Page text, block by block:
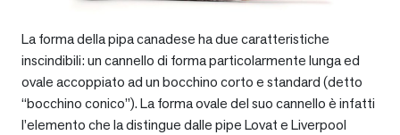
La forma della pipa canadese ha due caratteristiche
inscindibili: un cannello di forma particolarmente lunga ed
ovale accoppiato ad un bocchino corto e standard (detto
“bocchino conico”). La forma ovale del suo cannello è infatti
l’elemento che la distingue dalle pipe Lovat e Liverpool